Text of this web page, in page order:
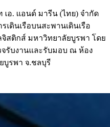
เอ. แอนด์ มารีน (ไทย) จำกัด
เดินเรือบนสะพานเดินเรือ
จิสติกส์ มหาวิทยาลัยบูรพา โดย
รับงานและรับมอบ ณ ห้อง
บูรพา จ.ชลบุรี